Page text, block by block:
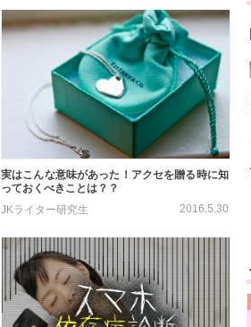
実はこんな意味があった！アクセを贈る時に知
っておくべきことは？？
JKライター研究生
2016.5.30